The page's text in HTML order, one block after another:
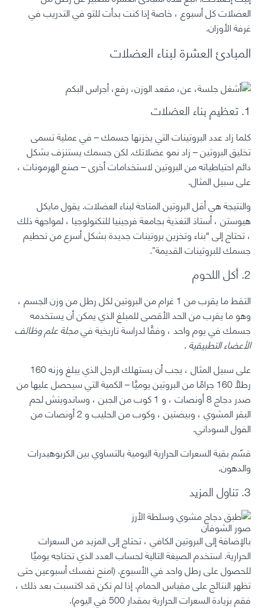
العضلات كل أسبوع ، خاصة إذا كنت بدأت للتو في التدريب في
غرفة الأوزان.
المبادئ العشرة لبناء العضلات
1. تعظيم بناء العضلات
كلما زاد عدد البروتينات التي يخزنها جسمك – في عملية تسمى
تخليق البروتين – زاد نمو عضلاتك. لكن جسمك يستنزف بشكل
دائم احتياطياته من البروتين لاستخدامات أخرى – صنع الهرمونات ،
على سبيل المثال.
والنتيجة هي أقل البروتين المتاحة لبناء العضلات. يقول مايكل
هيوستن ، أستاذ التغذية بجامعة فرجينيا للتكنولوجيا ، لمواجهة ذلك
، تحتاج إلى “بناء وتخزين بروتينات جديدة بشكل أسرع من تحطيم
جسمك للبروتينات القديمة”.
2. أكل اللحوم
التقط ما يقرب من 1 غرام من البروتين لكل رطل من وزن الجسم ،
وهو ما يقرب من الحد الأقصى للمبلغ الذي يمكن أن يستخدمه
جسمك في يوم واحد ، وفقًا لدراسة تاريخية فيمجلة علم وظائف
الأعضاء التطبيقية.
على سبيل المثال ، يجب أن يستهلك الرجل الذي يبلغ وزنه 160
رطلًا 160 جرامًا من البروتين يوميًا – الكمية التي سيحصل عليها من
صدر دجاج 8 أونصات ، و 1 كوب من الجبن ، وساندويتش لحم
البقر المشوي ،وبيضتين
، وكوب من الحليب و 2 أونصات من
الفول السوداني.
قسّم بقية السعرات الحرارية اليومية بالتساوي بين الكربوهيدرات
والدهون.
3. تناول المزيد
صورالشوفان
بالإضافة إلى البروتين الكافي ، تحتاج إلى المزيد من السعرات
الحرارية. استخدم الصيغة التالية لحساب العدد الذي تحتاجه يوميًا
للحصول على رطل واحد في الأسبوع. (امنح نفسك أسبوعين حتى
تظهر النتائج على مقياس الحمام. إذا لم تكن قد اكتسبت بعد ذلك ،
فقم بزيادة السعرات الحرارية بمقدار 500 في اليوم).